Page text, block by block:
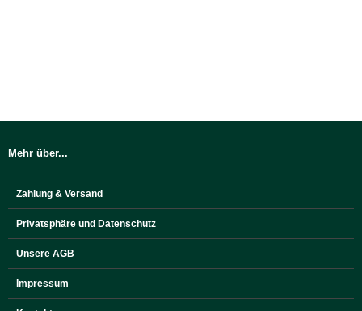
Mehr über...
Zahlung & Versand
Privatsphäre und Datenschutz
Unsere AGB
Impressum